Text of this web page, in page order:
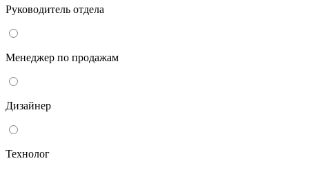
Руководитель отдела
Менеджер по продажам
Дизайнер
Технолог